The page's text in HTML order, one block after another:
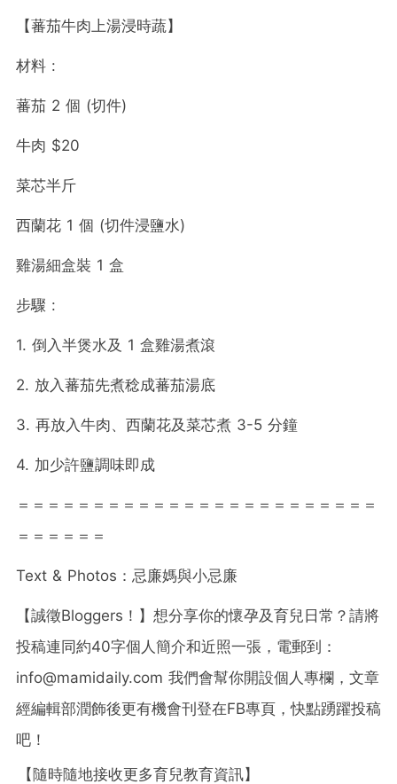
【蕃茄牛肉上湯浸時蔬】
材料 :
蕃茄 2 個 (切件)
牛肉 $20
菜芯半斤
西蘭花 1 個 (切件浸鹽水)
雞湯細盒裝 1 盒
步驟 :
1. 倒入半煲水及 1 盒雞湯煮滾
2. 放入蕃茄先煮稔成蕃茄湯底
3. 再放入牛肉、西蘭花及菜芯煮 3-5 分鐘
4. 加少許鹽調味即成
＝＝＝＝＝＝＝＝＝＝＝＝＝＝＝＝＝＝＝＝＝＝＝＝
＝＝＝＝＝＝
Text & Photos：忌廉媽與小忌廉
【誠徵Bloggers！】想分享你的懷孕及育兒日常？請將
投稿連同約40字個人簡介和近照一張，電郵到：
info@mamidaily.com 我們會幫你開設個人專欄，文章
經編輯部潤飾後更有機會刊登在FB專頁，快點踴躍投稿
吧！
【隨時隨地接收更多育兒教育資訊】